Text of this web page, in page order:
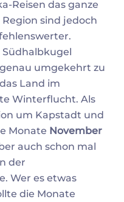
Reisen das ganze
sind jedoch
umgekehrt zu
Land im
Winterflucht. Als
um Kapstadt und
Monate November
auch schon mal
der
Wer es etwas
die Monate